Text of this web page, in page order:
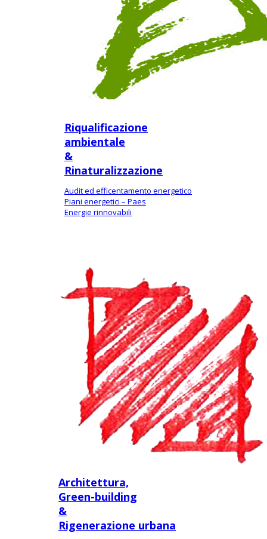
Riqualificazione
ambientale
&
Rinaturalizzazione
Audit ed efficentamento energetico
Piani energetici – Paes
Energie rinnovabili
Architettura,
Green-building
&
Rigenerazione urbana